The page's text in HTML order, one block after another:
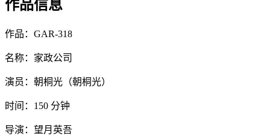
作品信息
作品：GAR-318
名称：家政公司
演员：朝桐光（朝桐光）
时间：150 分钟
导演：望月英吾